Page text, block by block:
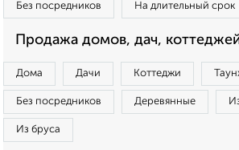
Без посредников На длительный срок
Продажа домов, дач,
Дома Дачи Коттеджи
Без посредников Деревянные
Из бруса